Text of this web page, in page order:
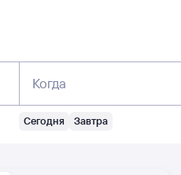
Когда
Сегодня Завтра